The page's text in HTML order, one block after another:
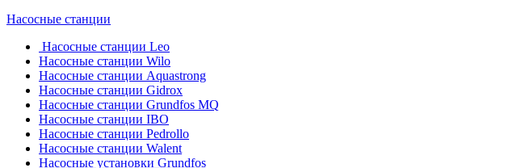
Насосные станции
Насосные станции Leo
Насосные станции Wilo
Насосные станции Aquastrong
Насосные станции Gidrox
Насосные станции Grundfos MQ
Насосные станции IBO
Насосные станции Pedrollo
Насосные станции Walent
Насосные установки Grundfos